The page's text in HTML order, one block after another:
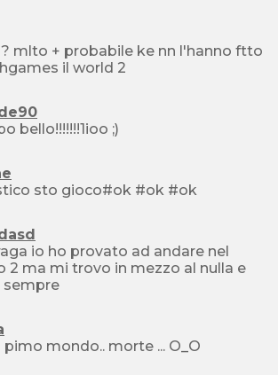
mlto + probabile ke nn l'hanno ftto
il world 2
bello!!!!!!!1ioo ;)
sto gioco#ok #ok #ok
io ho provato ad andare nel
2 ma mi trovo in mezzo al nulla e
sempre
mondo.. morte ... O_O